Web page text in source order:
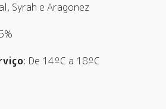
Syrah e Aragonez
: De 14ºC a 18ºC